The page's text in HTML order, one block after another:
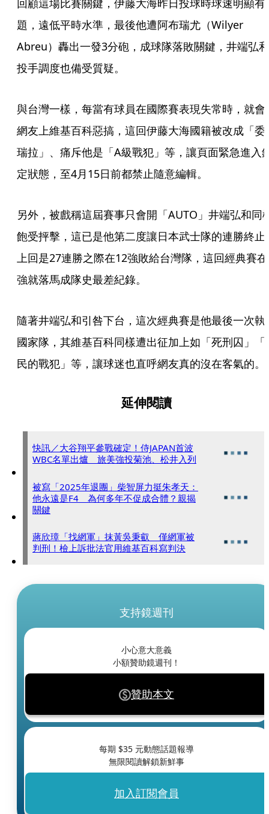
回顧這場比賽關鍵，伊藤大海昨日投球時球速明顯有
題，遠低平時水準，最後他遭阿布瑞尤（Wilyer
Abreu）轟出一發3分砲，成球隊落敗關鍵，井端弘和
投手調度也備受質疑。
與台灣一樣，每當有球員在國際賽表現失常時，就會
網友上維基百科惡搞，這回伊藤大海國籍被改成「委
瑞拉」、痛斥他是「A級戰犯」等，讓頁面緊急進入
定狀態，至4月15日前都禁止隨意編輯。
另外，被戲稱這屆賽事只會開「AUTO」井端弘和同
飽受抨擊，這已是他第二度讓日本武士隊的連勝終止
上回是27連勝之際在12強敗給台灣隊，這回經典賽
強就落馬成隊史最差紀錄。
隨著井端弘和引咎下台，這次經典賽是他最後一次執
國家隊，其維基百科同樣遭出征加上如「死刑囚」「
民的戰犯」等，讓球迷也直呼網友真的沒在客氣的。
延伸閱讀
快訊／大谷翔平參戰確定！侍JAPAN首波
WBC名單出爐 旅美強投菊池、松井入列
被寫「2025年退團」柴智屏力挺朱孝天：
他永遠是F4 為何多年不促成合體？親揭
關鍵
蔣欣璋「找網軍」抹黃吳秉叡 僅網軍被
判刑！檢上訴批法官用維基百科寫判決
支持鏡週刊
小心意大意義
小額贊助鏡週刊！
贊助本文
每期 $35 元動態話題報導
無限閱讀解鎖新鮮事
加入訂閱會員